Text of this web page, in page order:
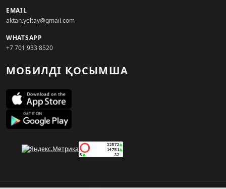
EMAIL
aktan.yeltay@gmail.com
WHATSAPP
+7 701 933 8520
МОБИЛДІ ҚОСЫМША